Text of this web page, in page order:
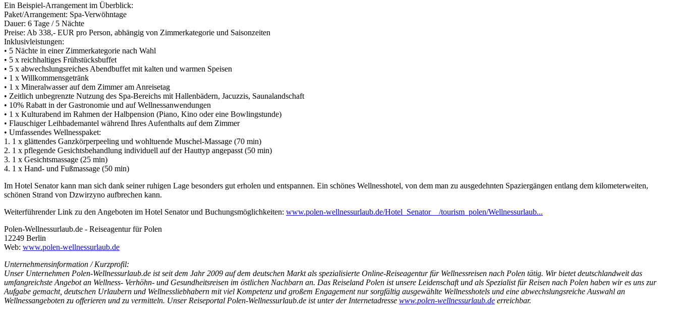
Ein Beispiel-Arrangement im Überblick:
Paket/Arrangement: Spa-Verwöhntage
Dauer: 6 Tage / 5 Nächte
Preise: Ab 338,- EUR pro Person, abhängig von Zimmerkategorie und Saisonzeiten
Inklusivleistungen:
• 5 Nächte in einer Zimmerkategorie nach Wahl
• 5 x reichhaltiges Frühstücksbuffet
• 5 x abwechslungsreiches Abendbuffet mit kalten und warmen Speisen
• 1 x Willkommensgetränk
• 1 x Mineralwasser auf dem Zimmer am Anreisetag
• Zeitlich unbegrenzte Nutzung des Spa-Bereichs mit Hallenbädern, Jacuzzis, Saunalandschaft
• 10% Rabatt in der Gastronomie und auf Wellnessanwendungen
• 1 x Kulturabend im Rahmen der Halbpension (Piano, Kino oder eine Bowlingstunde)
• Flauschiger Leihbademantel während Ihres Aufenthalts auf dem Zimmer
• Umfassendes Wellnesspaket:
1. 1 x glättendes Ganzkörperpeeling und wohltuende Muschel-Massage (70 min)
2. 1 x pflegende Gesichtsbehandlung individuell auf der Hauttyp angepasst (50 min)
3. 1 x Gesichtsmassage (25 min)
4. 1 x Hand- und Fußmassage (50 min)
Im Hotel Senator kann man sich dank seiner ruhigen Lage besonders gut erholen und entspannen. Ein schönes Wellnesshotel, von dem man zu ausgedehnten Spaziergängen entlang dem kilometerweiten,
schönen Strand von Dzwirzyno aufbrechen kann.
Weiterführender Link zu den Angeboten im Hotel Senator und Buchungsmöglichkeiten: www.polen-wellnessurlaub.de/Hotel_Senator__/tourism_polen/Wellnessurlaub...
Polen-Wellnessurlaub.de - Reiseagentur für Polen
12249 Berlin
Web: www.polen-wellnessurlaub.de
Unternehmensinformation / Kurzprofil:
Unser Unternehmen Polen-Wellnessurlaub.de ist seit dem Jahr 2009 auf dem deutschen Markt als spezialisierte Online-Reiseagentur für Wellnessreisen nach Polen tätig. Wir bietet deutschlandweit das
umfangreichste Angebot an Wellness- Verhöhn- und Gesundheitsreisen im östlichen Nachbarn an. Das Reiseland Polen ist unsere Leidenschaft und als Spezialist für Reisen nach Polen haben wir es uns zur
Aufgabe gemacht, deutschen Urlaubern und Wellnessliebhabern mit viel Kompetenz und großem Engagement nur sorgfältig ausgewählte Wellnesshotels und eine abwechslungsreiche Auswahl an
Wellnessangeboten zu offerieren und zu vermitteln. Unser Reiseportal Polen-Wellnessurlaub.de ist unter der Internetadresse www.polen-wellnessurlaub.de erreichbar.